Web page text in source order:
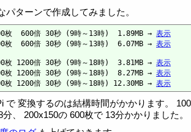
パターンで作成してみました。
枚  600倍 30秒 (9時～13時)  1.89MB → 表示
枚  600倍 30秒 (9時～13時)  6.07MB → 表示
枚 1200倍 30秒 (9時～18時)  3.81MB → 表示
枚 1200倍 30秒 (9時～18時)  8.27MB → 表示
枚 1200倍 30秒 (9時～18時) 12.30MB → 表示
で 変換するのは結構時間がかかります。
、 200x150の 600枚で 13分かかりました。